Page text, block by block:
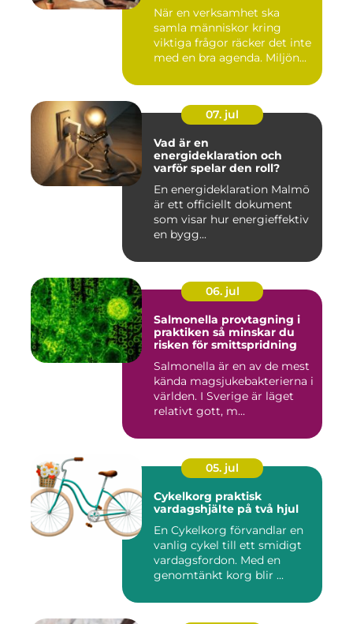
När en verksamhet ska
samla människor kring
viktiga frågor räcker det inte
med en bra agenda. Miljön...
07. jul
Vad är en
energideklaration och
varför spelar den roll?
En energideklaration Malmö
är ett officiellt dokument
som visar hur energieffektiv
en bygg...
06. jul
Salmonella provtagning i
praktiken så minskar du
risken för smittspridning
Salmonella är en av de mest
kända magsjukebakterierna i
världen. I Sverige är läget
relativt gott, m...
05. jul
Cykelkorg praktisk
vardagshjälte på två hjul
En Cykelkorg förvandlar en
vanlig cykel till ett smidigt
vardagsfordon. Med en
genomtänkt korg blir ...